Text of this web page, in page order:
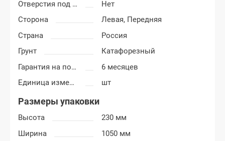
Отверстия под молдинг
Нет
Сторона
Левая, Передняя
Страна
Россия
Грунт
Катафорезный
Гарантия на покраску
6 месяцев
Единица измерения
шт
Размеры упаковки
Высота
230 мм
Ширина
1050 мм